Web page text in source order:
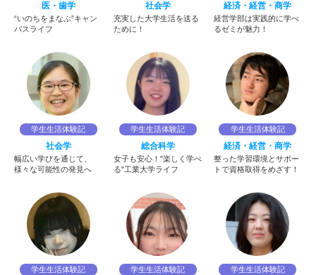
医・歯学
“いのちをまなぶ”キャン
パスライフ
社会学
充実した大学生活を送る
ために！
経済・経営・商学
経営学部は実践的に学べ
るゼミが魅力！
学生生活体験記
社会学
幅広い学びを通じて、
様々な可能性の発見へ
学生生活体験記
総合科学
女子も安心！"楽しく学べ
る"工業大学ライフ
学生生活体験記
経済・経営・商学
整った学習環境とサポー
トで資格取得をめざす！
学生生活体験記 学生生活体験記 学生生活体験記